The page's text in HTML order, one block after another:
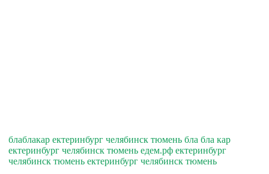
блаблакар ектеринбург челябинск тюмень бла бла кар
ектеринбург челябинск тюмень едем.рф ектеринбург
челябинск тюмень ектеринбург челябинск тюмень